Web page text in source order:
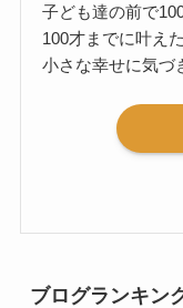
子ども達の前で
100才までに叶え
小さな幸せに気づ
ブログランキン